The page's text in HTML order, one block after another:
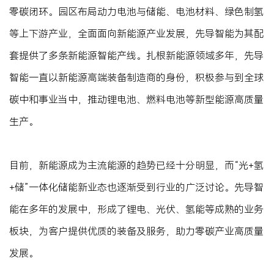
零碳闭环。园区布局动力电池与储能、电池材料、绿色制氢
等上下游产业，全面面向新能源产业发展，先导智能为其配
套提供了多条新能源智能产线。扎根新能源领域多年，先导
智能一直以新能源高端装备制造商的身份，积极参与到全球
碳中和事业当中，推动锂电池、燃料电池等新型能源高质量
生产。
目前，新能源成为主流能源的趋势已经十分明显，而“光+氢
+储”一体化储能新业态也逐渐受到行业的广泛讨论。先导智
能在多年的发展中，形成了锂电、光伏、氢能等成熟的业务
板块，为客户提供优质的装备及服务，助力零碳产业高质量
发展。